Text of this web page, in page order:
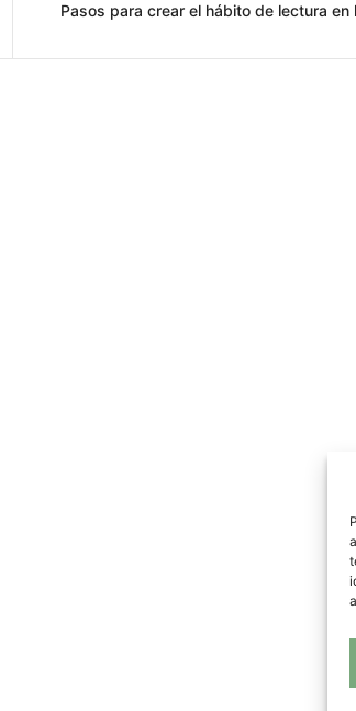
Pasos para crear el hábito de lectura en